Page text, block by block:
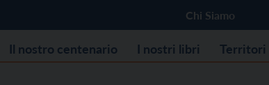
Chi Siamo
Il nostro centenario I nostri libri Territori